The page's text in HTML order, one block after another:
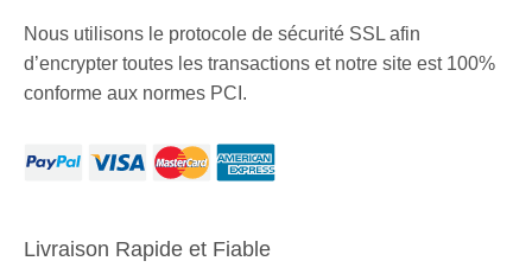
Nous utilisons le protocole de sécurité SSL afin
d’encrypter toutes les transactions et notre site est 100%
conforme aux normes PCI.
Livraison Rapide et Fiable